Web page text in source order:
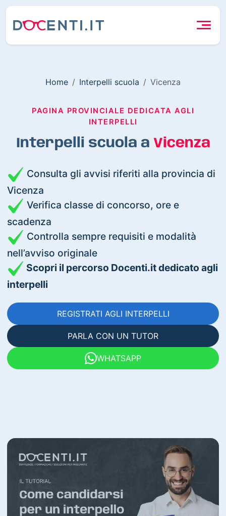
Home Interpelli scuola Vicenza
PAGINA PROVINCIALE DEDICATA AGLI
INTERPELLI
Interpelli scuola a Vicenza
Consulta gli avvisi riferiti alla provincia di
Vicenza
Verifica classe di concorso, ore e
scadenza
Controlla sempre requisiti e modalità
nell’avviso originale
Scopri il percorso Docenti.it dedicato agli
interpelli
REGISTRATI AGLI INTERPELLI
PARLA CON UN TUTOR
WHATSAPP